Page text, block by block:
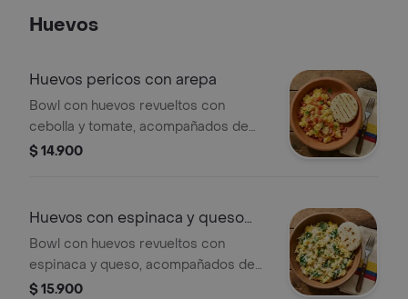
Huevos
Huevos pericos con arepa
Bowl con huevos revueltos con
cebolla y tomate, acompañados de
arepita paisa.
$ 14.900
Huevos con espinaca y queso
con arepa
Bowl con huevos revueltos con
espinaca y queso, acompañados de
arepita paisa.
$ 15.900